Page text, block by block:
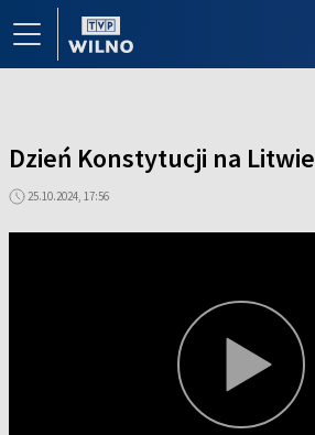
Dzień Konstytucji na Litwie
25.10.2024, 17:56